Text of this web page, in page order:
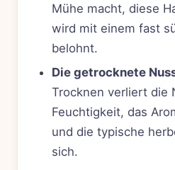
Mühe macht, diese
wird mit einem fast
belohnt.
Die getrocknete
Trocknen verliert die
Feuchtigkeit, das
und die typische
sich.